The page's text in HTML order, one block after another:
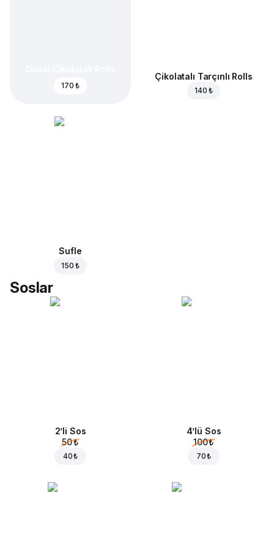
170 ₺
Çikolatalı Tarçınlı Rolls
140 ₺
Sufle
150 ₺
Soslar
2’li Sos
50 ₺
40 ₺
4’lü Sos
100 ₺
70 ₺